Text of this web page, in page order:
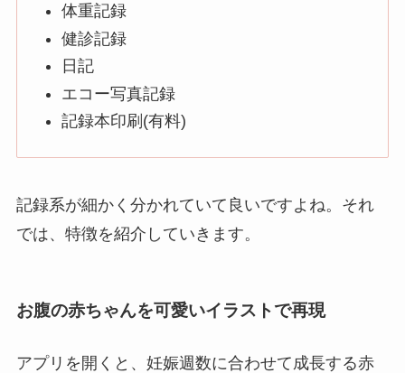
体重記録
健診記録
日記
エコー写真記録
記録本印刷(有料)
記録系が細かく分かれていて良いですよね。それ
では、特徴を紹介していきます。
お腹の赤ちゃんを可愛いイラストで再現
アプリを開くと、妊娠週数に合わせて成長する赤